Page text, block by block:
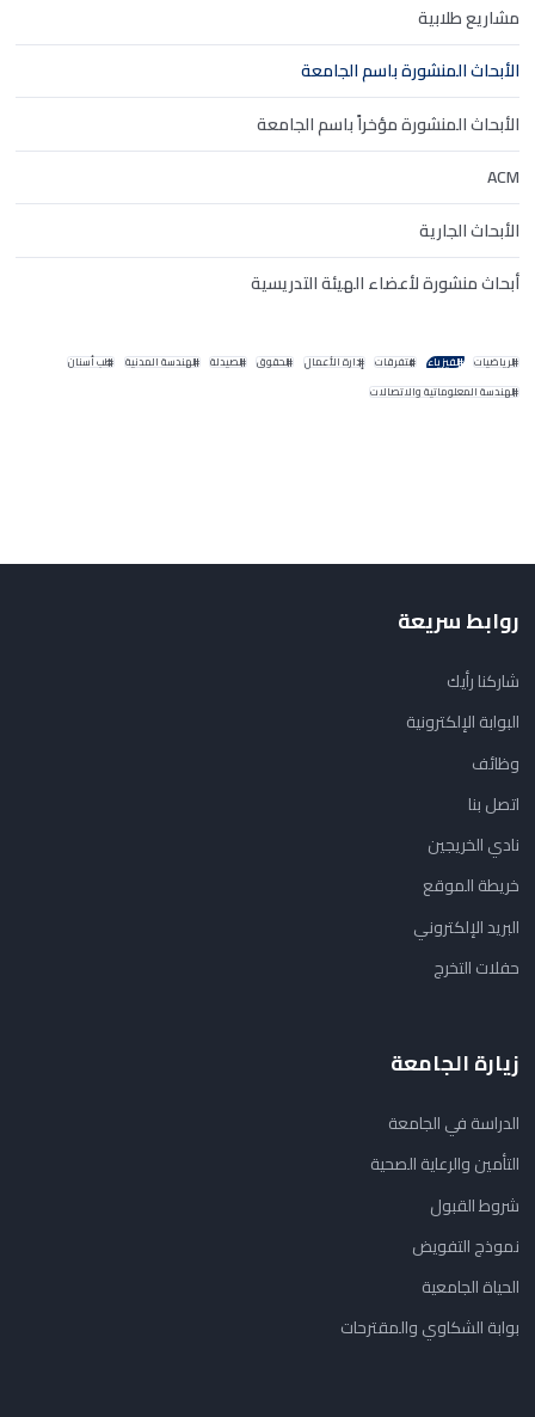
مشاريع طلابية
الأبحاث المنشورة باسم الجامعة
الأبحاث المنشورة مؤخراً باسم الجامعة
ACM
الأبحاث الجارية
أبحاث منشورة لأعضاء الهيئة التدريسية
الرياضيات الفيزياء متفرقات إدارة الأعمال الحقوق الصيدلة الهندسة المدنية طب أسنان
الهندسة المعلوماتية والاتصالات
روابط سريعة
شاركنا رأيك
البوابة الإلكترونية
وظائف
اتصل بنا
نادي الخريجين
خريطة الموقع
البريد الإلكتروني
حفلات التخرج
زيارة الجامعة
الدراسة في الجامعة
التأمين والرعاية الصحية
شروط القبول
نموذج التفويض
الحياة الجامعية
بوابة الشكاوي والمقترحات